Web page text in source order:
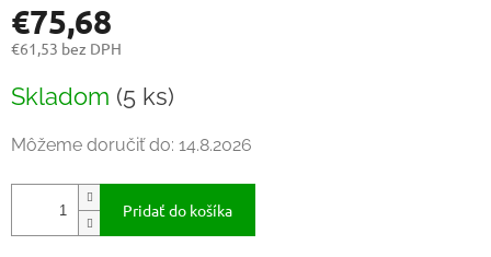
€75,68
€61,53 bez DPH
cena:
Skladom (5 ks)
Môžeme doručiť do: 14.8.2026
Pridať do košíka